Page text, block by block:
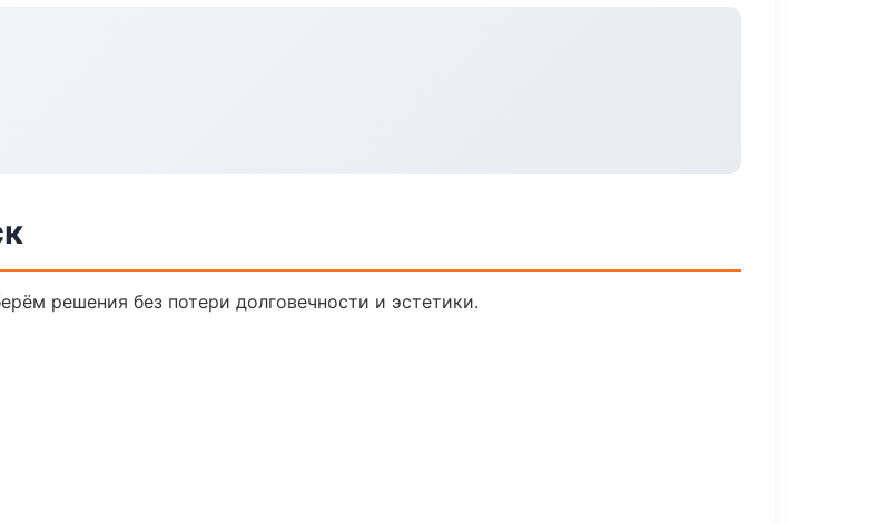
решения без потери долговечности и эстетики.